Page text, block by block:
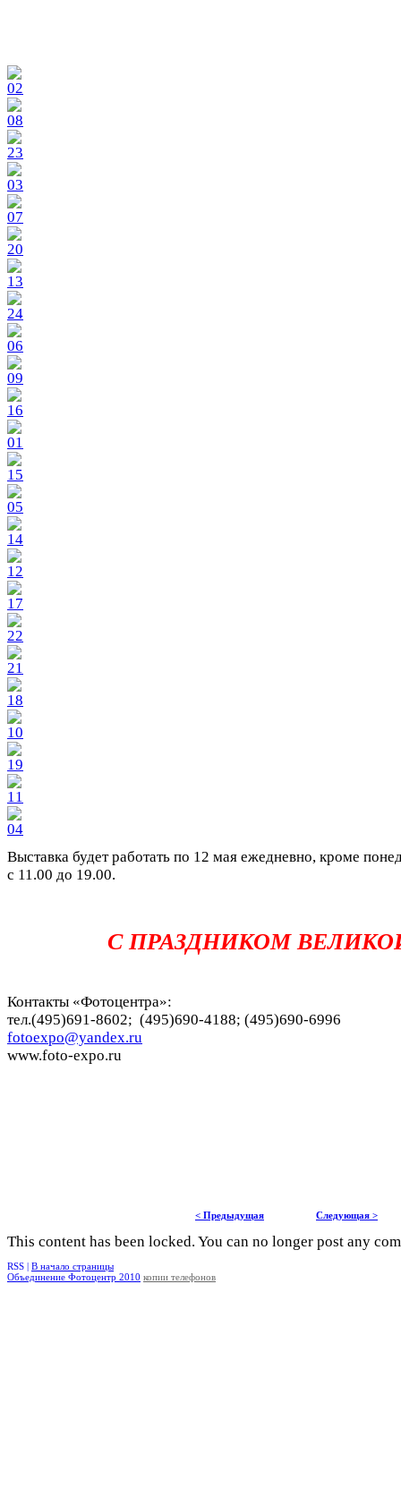
Выставка будет работать по 12 мая ежедневно, кроме
с 11.00 до 19.00.
С ПРАЗДНИКОМ
Контакты «Фотоцентра»:
тел.(495)691-8602; (495)690-4188; (495)690-6996
fotoexpo@yandex.ru
www.foto-expo.ru
< Предыдущая Следующая >
This content has been locked. You can no longer post any
RSS | В начало страницы
Объединение Фотоцентр 2010 копии телефонов